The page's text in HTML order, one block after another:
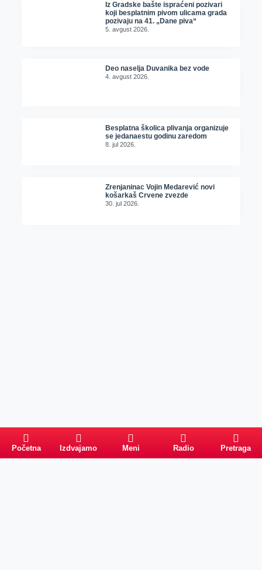
Iz Gradske bašte ispraćeni pozivari
koji besplatnim pivom ulicama grada
pozivaju na 41. „Dane piva“
5. avgust 2026.
Deo naselja Duvanika bez vode
4. avgust 2026.
Besplatna školica plivanja organizuje
se jedanaestu godinu zaredom
8. jul 2026.
Zrenjaninac Vojin Medarević novi
košarkaš Crvene zvezde
30. jul 2026.
Početna Izdvajamo Meni Radio Pretraga